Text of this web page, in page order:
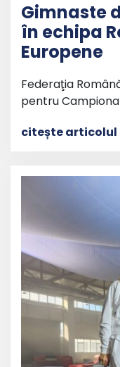
Gimnaste
în echipa
Europene
Federaţia
pentru
citește articolul